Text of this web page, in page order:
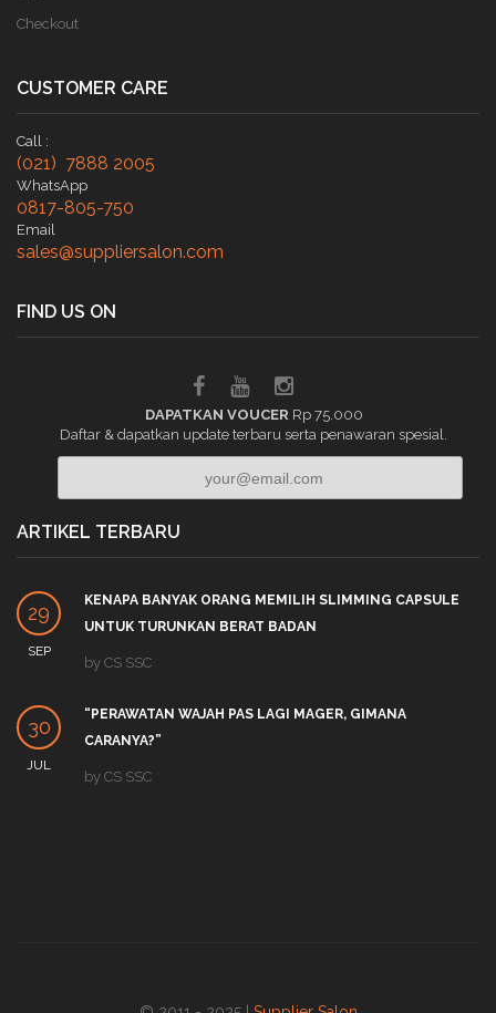
Checkout
CUSTOMER CARE
Call :
(021) 7888 2005
WhatsApp
0817-805-750
Email
sales@suppliersalon.com
FIND US ON
DAPATKAN VOUCER Rp 75.000
Daftar & dapatkan update terbaru serta penawaran spesial.
ARTIKEL TERBARU
29
SEP
KENAPA BANYAK ORANG MEMILIH SLIMMING CAPSULE
UNTUK TURUNKAN BERAT BADAN
by CS SSC
30
JUL
“PERAWATAN WAJAH PAS LAGI MAGER, GIMANA
CARANYA?”
by CS SSC